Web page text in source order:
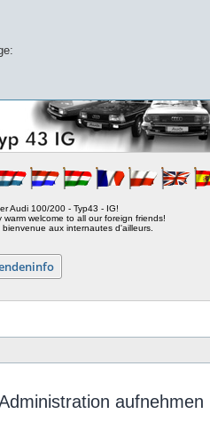
Audi 100/200 - Typ43 - IG!
welcome to all our foreign friends!
aux internautes d'ailleurs.
aufnehmen